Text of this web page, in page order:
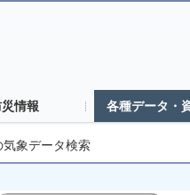
災情報 各種データ・
気象データ検索